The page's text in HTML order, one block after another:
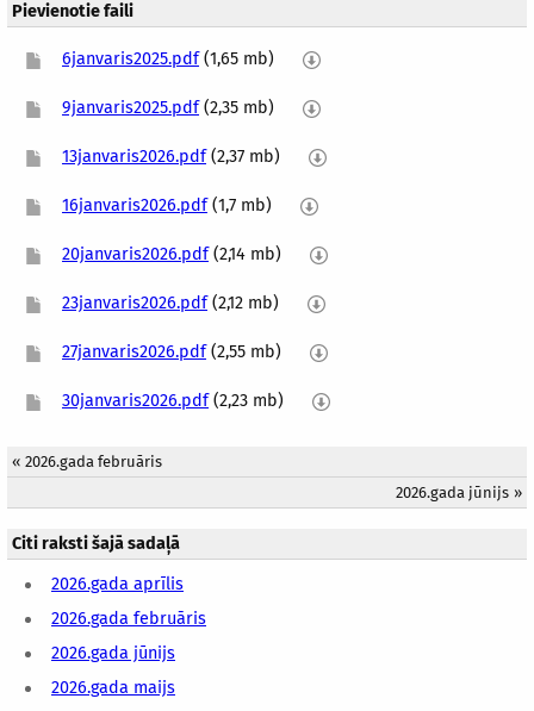
Pievienotie faili
6janvaris2025.pdf(1,65 mb)
9janvaris2025.pdf(2,35 mb)
13janvaris2026.pdf(2,37 mb)
16janvaris2026.pdf(1,7 mb)
20janvaris2026.pdf(2,14 mb)
23janvaris2026.pdf(2,12 mb)
27janvaris2026.pdf(2,55 mb)
30janvaris2026.pdf(2,23 mb)
« 2026.gada februāris
2026.gada jūnijs »
Citi raksti šajā sadaļā
2026.gada aprīlis
2026.gada februāris
2026.gada jūnijs
2026.gada maijs